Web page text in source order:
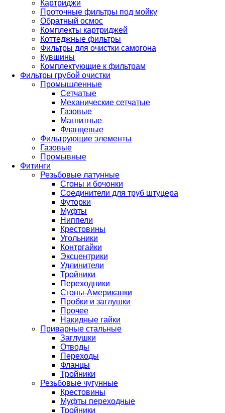
Картриджи
Проточные фильтры под мойку
Обратный осмос
Комплекты картриджей
Коттеджные фильтры
Фильтры для очистки самогона
Кувшины
Комплектующие к фильтрам
Фильтры грубой очистки
Промышленные
Сетчатые
Механические сетчатые
Газовые
Магнитные
Фланцевые
Фильтрующие элементы
Газовые
Промывные
Фитинги
Резьбовые латунные
Сгоны и бочонки
Соединители для труб штуцера
Футорки
Муфты
Ниппели
Крестовины
Угольники
Контргайки
Эксцентрики
Удлинители
Тройники
Переходники
Сгоны-Американки
Пробки и заглушки
Прочее
Накидные гайки
Приварные стальные
Заглушки
Отводы
Переходы
Фланцы
Тройники
Резьбовые чугунные
Крестовины
Муфты переходные
Тройники